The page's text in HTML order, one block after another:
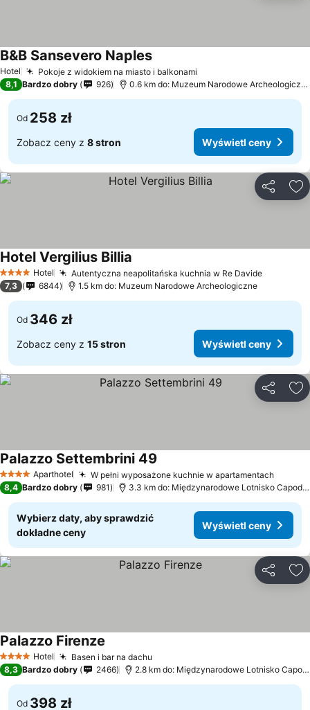
Hotel Pokoje z widokiem na miasto i balkonami
B&B Sansevero NaplesWyświetl ceny
8,1 Bardzo dobry 926 0.6 km do: Muzeum Narodowe Archeologiczne
Od 258 zł
Zobacz ceny z 8 stron Wyświetl ceny
4 KategoriaHotel Autentyczna neapolitańska kuchnia w Re Davide
Hotel Vergilius Billia
7,3 6844 1.5 km do: Muzeum Narodowe Archeologiczne
Od 346 zł
Zobacz ceny z 15 stron Wyświetl ceny
4 KategoriaAparthotel W pełni wyposażone kuchnie w apartamentach
Palazzo Settembrini 49
8,4 Bardzo dobry 981 3.3 km do: Międzynarodowe Lotnisko
Wybierz daty, aby sprawdzić
dokładne ceny
Wyświetl ceny
4 KategoriaHotel Basen i bar na dachu
Palazzo Firenze
8,3 Bardzo dobry 2466 2.8 km do: Międzynarodowe Lotnisko
Od 398 zł